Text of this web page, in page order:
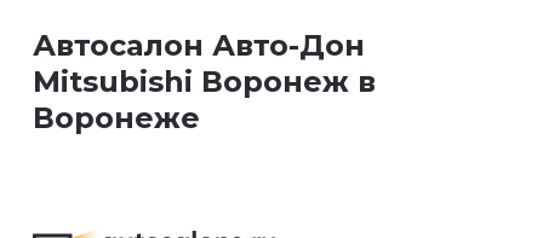
Автосалон Авто-Дон
Mitsubishi Воронеж в
Воронеже